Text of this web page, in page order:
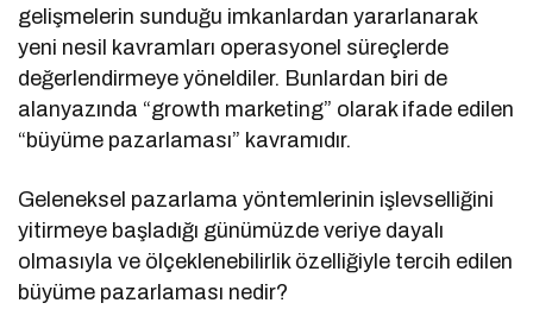
gelişmelerin sunduğu imkanlardan yararlanarak
yeni nesil kavramları operasyonel süreçlerde
değerlendirmeye yöneldiler. Bunlardan biri de
alanyazında “growth marketing” olarak ifade edilen
“büyüme pazarlaması” kavramıdır.
Geleneksel pazarlama yöntemlerinin işlevselliğini
yitirmeye başladığı günümüzde veriye dayalı
olmasıyla ve ölçeklenebilirlik özelliğiyle tercih edilen
büyüme pazarlaması nedir?